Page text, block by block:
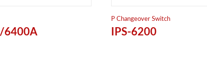
6400A
P Changeover Switch
IPS-6200